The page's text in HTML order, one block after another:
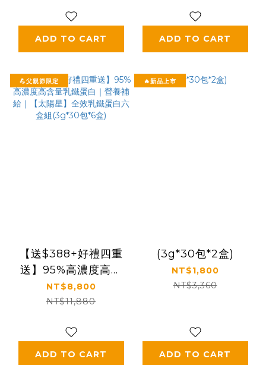
ADD TO CART ADD TO CART
💪父親節限定
【送$388+好禮四重
送】95%高濃度高含
量乳鐵蛋白｜營養補給
｜【太陽星】全效乳鐵
*6盒)
NT$8,800
NT$11,880
ADD TO CART
🔥新品上市
(3g*30包*2盒)
NT$1,800
NT$3,360
ADD TO CART